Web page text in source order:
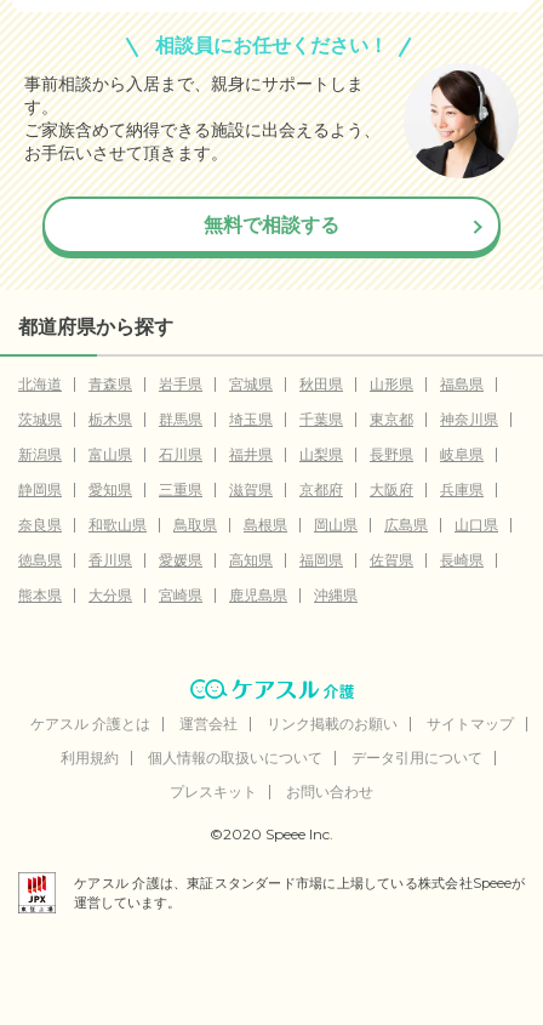
相談員にお任せください！
事前相談から入居まで、親身にサポートしま
す。
ご家族含めて納得できる施設に出会えるよう、
お手伝いさせて頂きます。
無料で相談する
都道府県から探す
北海道 青森県 岩手県 宮城県 秋田県 山形県
福島県
茨城県
栃木県 群馬県 埼玉県 千葉県 東京都
神奈川県
新潟県
富山県 石川県 福井県 山梨県 長野県
岐阜県
静岡県
愛知県 三重県 滋賀県 京都府 大阪府
兵庫県
奈良県
和歌山県 鳥取県 島根県 岡山県 広島県
山口県
徳島県
香川県 愛媛県 高知県 福岡県 佐賀県
長崎県
熊本県
大分県 宮崎県 鹿児島県 沖縄県
ケアスル 介護とは 運営会社 リンク掲載のお願い
サイトマップ
利用規約
個人情報の取扱いについて
データ引用について
プレスキット
お問い合わせ
©2020 Speee Inc.
ケアスル 介護は、東証スタンダード市場に上場している株式会社Speeeが
運営しています。